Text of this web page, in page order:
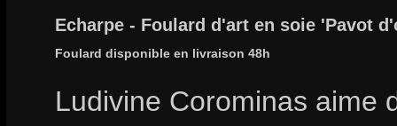
Echarpe - Foulard d'art en soie 'Pavot
Foulard disponible en livraison 48h
Ludivine Corominas aime